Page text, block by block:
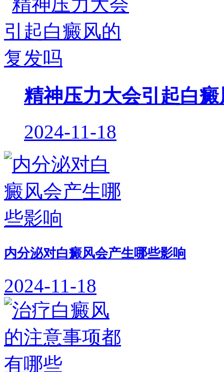
精神压力大会引起白
2024-11-18
内分泌对白癜风会产生哪些影响
2024-11-18